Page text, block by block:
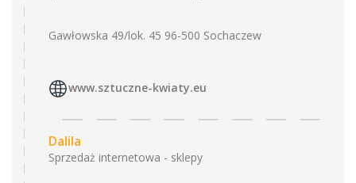
Gawłowska 49/lok. 45 96-500 Sochaczew
www.sztuczne-kwiaty.eu
Dalila
Sprzedaż internetowa - sklepy